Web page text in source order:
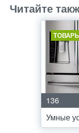
Читайте
136
Умные